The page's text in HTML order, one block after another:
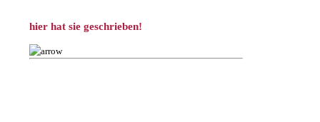
hier hat sie geschrieben!